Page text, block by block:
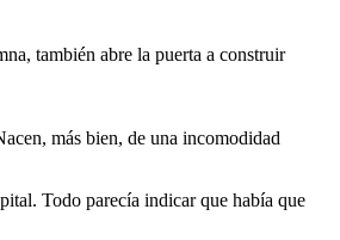
también abre la puerta a construir
más bien, de una incomodidad
Todo parecía indicar que había que